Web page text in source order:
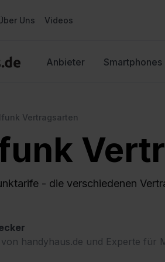
Uns Videos
Anbieter Smartphones
Vertragsarten
- die verschiedenen
handyhaus.de und Experte für